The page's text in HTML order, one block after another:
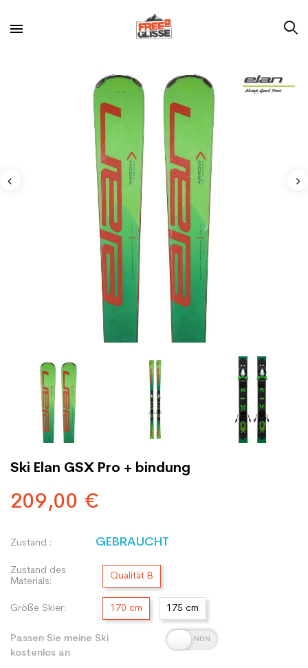
Ski Elan GSX Pro + bindung
209,00 €
Zustand : GEBRAUCHT
Zustand des
Materials:
Qualität B
Größe Skier: 170 cm 175 cm
Passen Sie meine Ski
kostenlos an